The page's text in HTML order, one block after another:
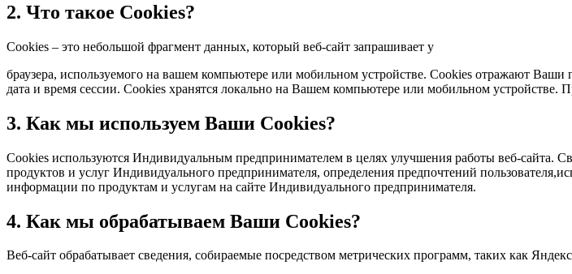
2. Что такое Cookies?
Сookies – это небольшой фрагмент данных, который веб-сайт запрашивает у
браузера, используемого на вашем компьютере или мобильном устройстве. Cookies отражают Ваши
дата и время сессии. Сookies хранятся локально на Вашем компьютере или мобильном
3. Как мы используем Ваши Cookies?
Сookies используются Индивидуальным предпринимателем в целях улучшения работы веб-сайта.
продуктов и услуг Индивидуального предпринимателя, определения предпочтений
информации по продуктам и услугам на сайте Индивидуального предпринимателя.
4. Как мы обрабатываем Ваши Cookies?
Веб-сайт обрабатывает сведения, собираемые посредством метрических программ, таких как